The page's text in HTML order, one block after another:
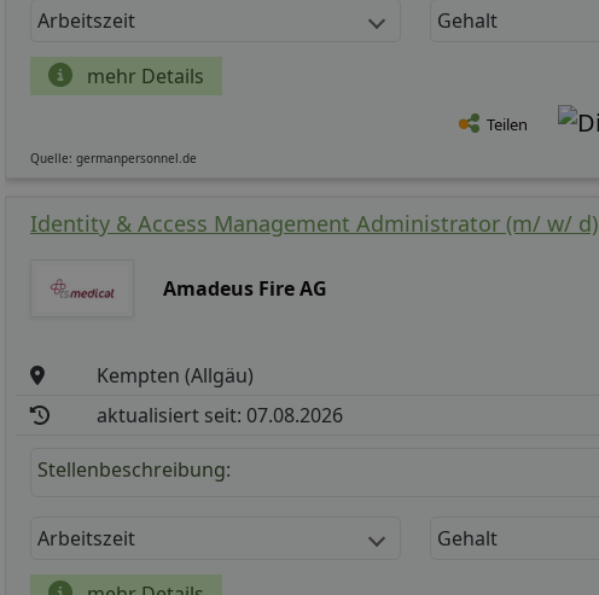
Arbeitszeit Gehalt
mehr Details
Teilen
Quelle: germanpersonnel.de
Identity & Access Management Administrator (m/ w/ d)
Amadeus Fire AG
Kempten (Allgäu)
aktualisiert seit: 07.08.2026
Stellenbeschreibung:
Arbeitszeit Gehalt